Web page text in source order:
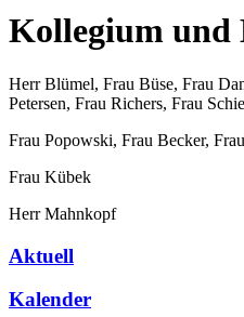
Kollegium und
Herr Blümel, Frau Büse, Frau
Petersen, Frau Richers, Frau
Frau Popowski, Frau Becker,
Frau Kübek
Herr Mahnkopf
Aktuell
Kalender